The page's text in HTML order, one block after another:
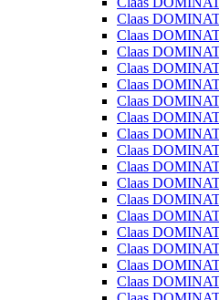
Claas
Claas
Claas
Claas
Claas
Claas
Claas
Claas
Claas
Claas
Claas
Claas
Claas
Claas
Claas
Claas
Claas